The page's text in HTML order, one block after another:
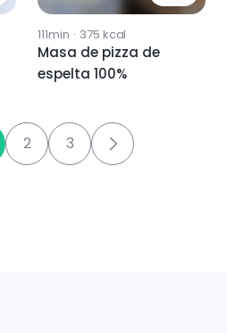
111min · 375 kcal
Masa de pizza de
espelta 100%
2 3